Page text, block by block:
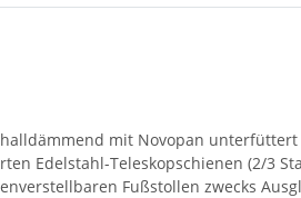
mit Novopan
Edelstahl-Teleskopschienen (2/3
Fußstollen zwecks